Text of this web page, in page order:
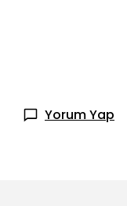
Yorum Yap